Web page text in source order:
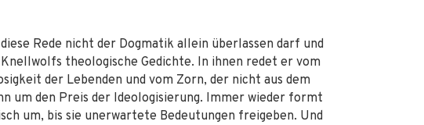
Rede nicht der Dogmatik allein überlassen darf und
theologische Gedichte. In ihnen redet er vom
der Lebenden und vom Zorn, der nicht aus dem
um den Preis der Ideologisierung. Immer wieder formt
um, bis sie unerwartete Bedeutungen freigeben. Und